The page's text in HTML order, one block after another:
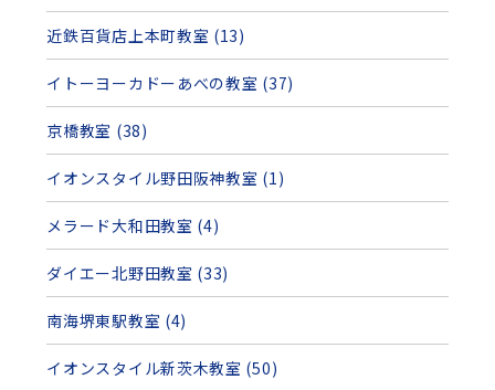
近鉄百貨店上本町教室 (13)
イトーヨーカドーあべの教室 (37)
京橋教室 (38)
イオンスタイル野田阪神教室 (1)
メラード大和田教室 (4)
ダイエー北野田教室 (33)
南海堺東駅教室 (4)
イオンスタイル新茨木教室 (50)